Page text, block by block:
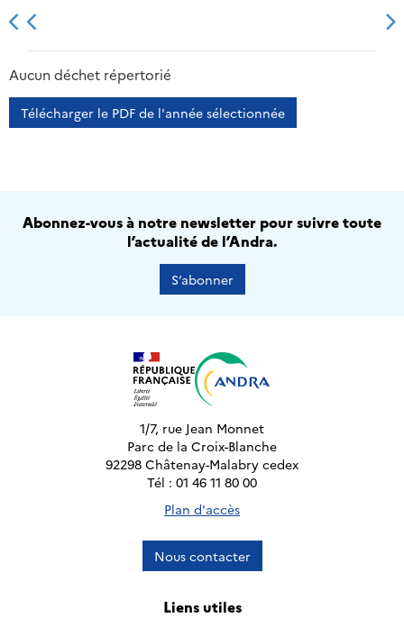
2013 2014
Aucun déchet répertorié
Télécharger le PDF de l'année sélectionnée
Abonnez-vous à notre newsletter pour suivre toute
l’actualité de l’Andra.
S’abonner
1/7, rue Jean Monnet
Parc de la Croix-Blanche
92298 Châtenay-Malabry cedex
Tél : 01 46 11 80 00
Plan d'accès
Nous contacter
Liens utiles